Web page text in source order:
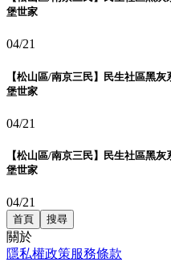
堡世家
04/21
【松山區/南京三民】民生社區黑
堡世家
04/21
【松山區/南京三民】民生社區黑
堡世家
04/21
首頁 搜尋
關於
隱私權政策服務條款